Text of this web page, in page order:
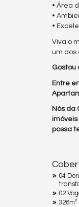
• Área
•
•
Viva o
um dos
Gostou
Entre
Nós da
possa
04
02